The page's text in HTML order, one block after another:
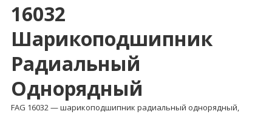
16032
Шарикоподшипник
Радиальный
Однорядный
FAG 16032 — шарикоподшипник радиальный однорядный,